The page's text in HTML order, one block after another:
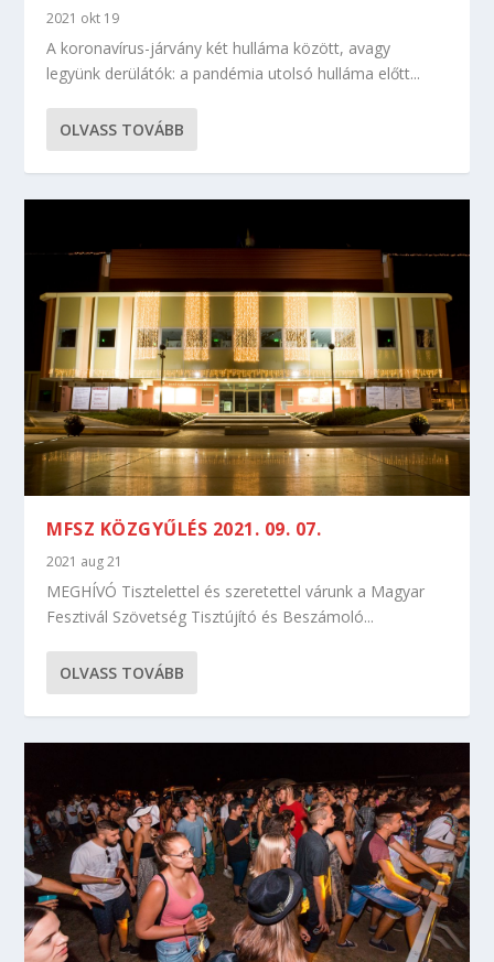
2021 okt 19
A koronavírus-járvány két hulláma között, avagy
legyünk derülátók: a pandémia utolsó hulláma előtt...
OLVASS TOVÁBB
MFSZ KÖZGYŰLÉS 2021. 09. 07.
2021 aug 21
MEGHÍVÓ Tisztelettel és szeretettel várunk a Magyar
Fesztivál Szövetség Tisztújító és Beszámoló...
OLVASS TOVÁBB